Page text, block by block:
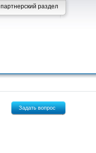
партнерский раздел
Задать вопрос